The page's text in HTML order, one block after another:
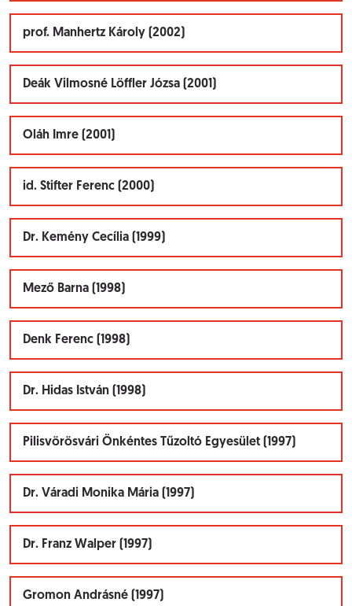
prof. Manhertz Károly (2002)
Deák Vilmosné Löffler Józsa (2001)
Oláh Imre (2001)
id. Stifter Ferenc (2000)
Dr. Kemény Cecília (1999)
Mező Barna (1998)
Denk Ferenc (1998)
Dr. Hidas István (1998)
Pilisvörösvári Önkéntes Tűzoltó Egyesület (1997)
Dr. Váradi Monika Mária (1997)
Dr. Franz Walper (1997)
Gromon Andrásné (1997)